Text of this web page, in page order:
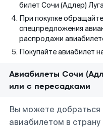
билет Сочи (Адлер)
При покупке
спецпредложения
распродажи
Покупайте авиабилет
Авиабилеты Сочи
или с пересадками
Вы можете добраться
авиабилетом в